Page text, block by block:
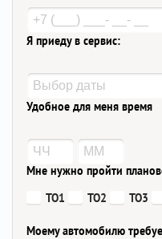
Я приеду в сервис:
Удобное для меня время
Мне нужно пройти
ТО1
ТО2 ТО3
Моему автомобилю